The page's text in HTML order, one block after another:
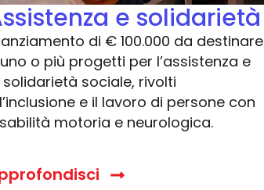
e solidarietà
di € 100.000 da destinare
o più progetti per l’assistenza e
solidarietà sociale, rivolti
e il lavoro di persone con
motoria e neurologica.